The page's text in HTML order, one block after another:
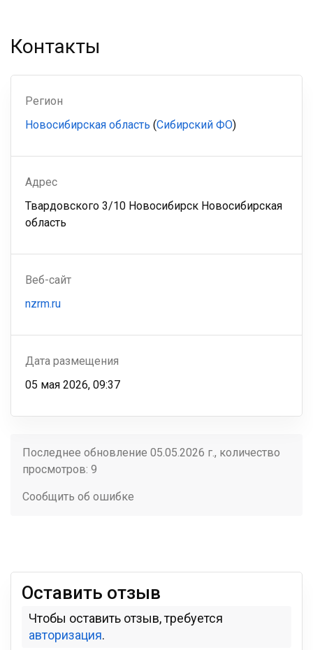
Контакты
Регион
Новосибирская область (Сибирский ФО)
Адрес
Твардовского 3/10 Новосибирск Новосибирская
область
Веб-сайт
nzrm.ru
Дата размещения
05 мая 2026, 09:37
Последнее обновление 05.05.2026 г., количество
просмотров: 9
Сообщить об ошибке
Оставить отзыв
Чтобы оставить отзыв, требуется
авторизация.